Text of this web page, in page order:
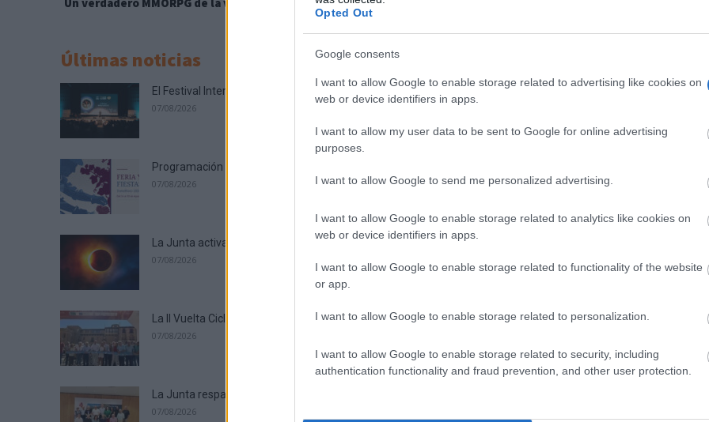
Opted Out
Google consents
I want to allow Google to enable storage related to advertising like cookies on
web or device identifiers in apps.
I want to allow my user data to be sent to Google for online advertising
purposes.
I want to allow Google to send me personalized advertising.
I want to allow Google to enable storage related to analytics like cookies on
web or device identifiers in apps.
I want to allow Google to enable storage related to functionality of the website
or app.
I want to allow Google to enable storage related to personalization.
I want to allow Google to enable storage related to security, including
authentication functionality and fraud prevention, and other user protection.
DISCOVER WITH
Últimas noticias
El Festival Internacional de Cine de Almagro celebra este sábado la...
07/08/2026
Programación de la Feria y Fiestas de Tomelloso 2026
07/08/2026
La Junta activa un dispositivo especial en Cuenca para evitar incendios...
07/08/2026
La II Vuelta Ciclista Castilla-La Mancha LEADER impulsa la igualdad y...
07/08/2026
La Junta respalda el proceso de revalidación del Geoparque de Molina-Alto...
07/08/2026